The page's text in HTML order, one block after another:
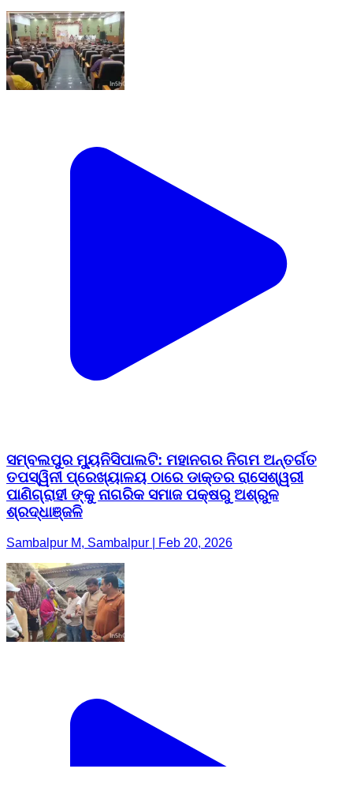
ସମ୍ବଲପୁର ମ୍ୟୁନିସିପାଲଟି: ମହାନଗର ନିଗମ ଅନ୍ତର୍ଗତ
ତପସ୍ୱିନୀ ପ୍ରେଖ୍ୟାଳୟ ଠାରେ ଡାକ୍ତର ରାସେଶ୍ୱରୀ
ପାଣିଗ୍ରାହୀ ଙ୍କୁ ନାଗରିକ ସମାଜ ପକ୍ଷରୁ ଅଶ୍ରୁଳ
ଶ୍ରଦ୍ଧାଞ୍ଜଳି
Sambalpur M, Sambalpur | Feb 20, 2026